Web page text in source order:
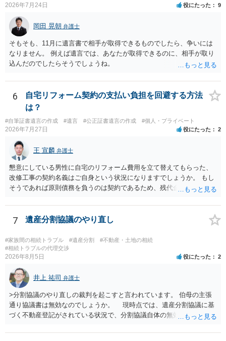
2026年7月24日 役にたった 9
岡田 晃朝 弁護士
そもそも、11月に遺言書で相手が取得できるものでしたら、争いには
なりません。 例えば遺言では、あなたが取得できるのに、相手が取り
込んだのでしたらそうでしょうね。
6
自宅リフォーム契約の支払い負担を回避する方法
は？
#自筆証書遺言の作成 #遺言 #公正証書遺言の作成 #個人・プライベート
2026年7月27日 役にたった 2
王 宣麟 弁護士
懇意にしている男性に自宅のリフォーム費用を立て替えてもらった、
改修工事の契約名義はご自身という状況になりますでしょうか。 もし
そうであれば原則債務を負うのは契約であるため、残代金を捻出して
ます。 入籍した場合でも、原則契約者が単独で全ての債務を負うこと
には変わりがありません。 なかなか対応に難しい案件であり、公開の
を持参のうえ個別に弁護士に相談されることをお勧めします。
7 遺産分割協議のやり直し
#家族間の相続トラブル #遺産分割
#不動産・土地の相続
#相続トラブルの代理交渉
2026年8月5日 役にたった 2
井上 祐司 弁護士
>分割協議のやり直しの裁判を起こすと言われています。 伯母の主張
通り協議書は無効なのでしょうか。 現時点では、遺産分割協議に基
づく不動産登記がされている状況で、分割協議自体の無効を裁判所が
方の訴訟の主張及び立証次第ですが、 ・御祖母様の認知能力に関する